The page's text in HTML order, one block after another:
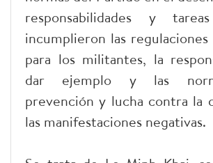
responsabilidades y tareas
incumplieron las regulaciones
para los militantes, la
dar ejemplo y las
prevención y lucha contra la
las manifestaciones negativas.